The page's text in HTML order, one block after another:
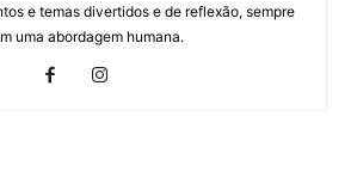
e temas divertidos e de reflexão, sempre
uma abordagem humana.